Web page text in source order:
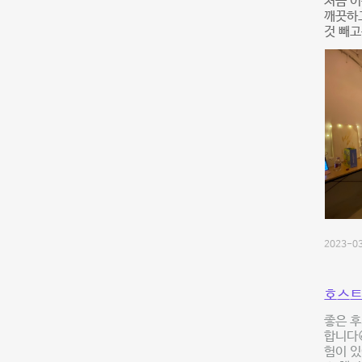
깨끗하
것 빼
2023-
호스
좋은
합니다
험이